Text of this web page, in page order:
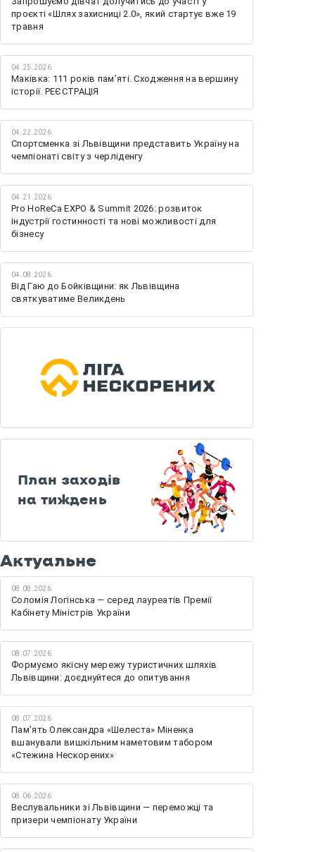
проєкті «Шлях захисниці 2.0», який стартує вже 19
травня
04.25.2026
Маківка: 111 років пам’яті. Сходження на вершину
історії. РЕЄСТРАЦІЯ
04.22.2026
Спортсменка зі Львівщини представить Україну на
чемпіонаті світу з черліденгу
04.21.2026
Pro HoReCa EXPO & Summit 2026: розвиток
індустрії гостинності та нові можливості для
бізнесу
04.08.2026
Від Гаю до Бойківщини: як Львівщина
святкуватиме Великдень
План заходів
на тиждень
Актуальне
08.08.2026
Соломія Логінська — серед лауреатів Премії
Кабінету Міністрів України
08.07.2026
Формуємо якісну мережу туристичних шляхів
Львівщини: доєднуйтеся до опитування
08.07.2026
Памʼять Олександра «Шелеста» Міненка
вшанували вишкільним наметовим табором
«Стежина Нескорених»
08.06.2026
Веслувальники зі Львівщини — переможці та
призери чемпіонату України